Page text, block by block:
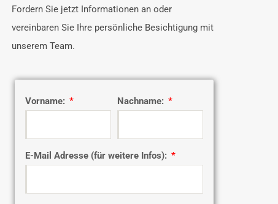
Fordern Sie jetzt Informationen an oder
vereinbaren Sie Ihre persönliche Besichtigung mit
unserem Team.
Vorname: Nachname:
E-Mail Adresse (für weitere Infos):